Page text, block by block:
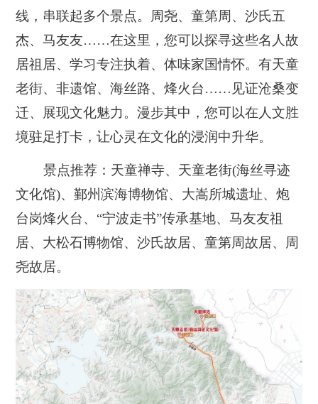
线，串联起多个景点。周尧、童第周、沙氏五
杰、马友友……在这里，您可以探寻这些名人故
居祖居、学习专注执着、体味家国情怀。有天童
老街、非遗馆、海丝路、烽火台……见证沧桑变
迁、展现文化魅力。漫步其中，您可以在人文胜
境驻足打卡，让心灵在文化的浸润中升华。
景点推荐：天童禅寺、天童老街(海丝寻迹
文化馆)、鄞州滨海博物馆、大嵩所城遗址、炮
台岗烽火台、“宁波走书”传承基地、马友友祖
居、大松石博物馆、沙氏故居、童第周故居、周
尧故居。